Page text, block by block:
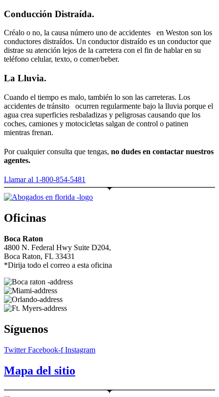
Conducción Distraída.
Créalo o no, la causa número uno de accidentes en Weston son los
conductores distraídos. Un conductor distraído es un conductor que
distrae su atención lejos de la carretera con el fin de hablar en su
teléfono celular, texto, o comer/beber.
La Lluvia.
Cuando el tiempo es malo, también lo son las carreteras. Los
accidentes de tránsito ocurren regularmente bajo la lluvia porque el
agua crea superficies resbaladizas y peligrosas causando que los
coches, camiones y motocicletas salgan de control o patinen
mientras frenan.
Por cualquier consulta que tengas, no dudes en contactar nuestros
agentes.
Llamar al 1-800-854-5481
Oficinas
Boca Raton
4800 N. Federal Hwy Suite D204,
Boca Raton, FL 33431
*Dirija todo el correo a esta oficina
Síguenos
Twitter Facebook-f Instagram
Mapa del sitio